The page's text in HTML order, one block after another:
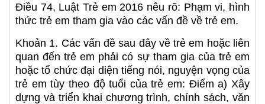
Điều 74, Luật Trẻ em 2016 nêu rõ: Phạm vi, hình
thức trẻ em tham gia vào các vấn đề về trẻ em.
Khoản 1. Các vấn đề sau đây về trẻ em hoặc liên
quan đến trẻ em phải có sự tham gia của trẻ em
hoặc tổ chức đại diện tiếng nói, nguyện vọng của
trẻ em tùy theo độ tuổi của trẻ em: Điểm a) Xây
dựng và triển khai chương trình, chính sách, văn